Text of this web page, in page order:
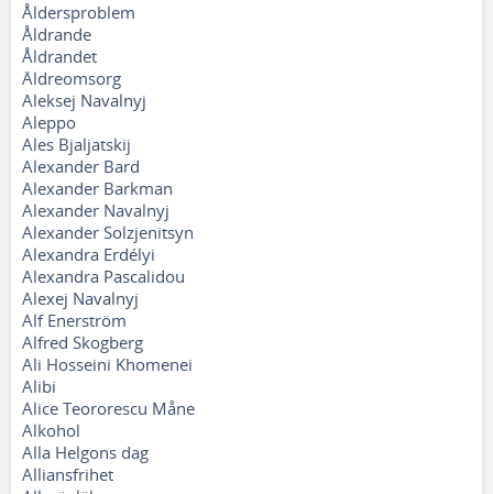
Åldersproblem
Åldrande
Åldrandet
Äldreomsorg
Aleksej Navalnyj
Aleppo
Ales Bjaljatskij
Alexander Bard
Alexander Barkman
Alexander Navalnyj
Alexander Solzjenitsyn
Alexandra Erdélyi
Alexandra Pascalidou
Alexej Navalnyj
Alf Enerström
Alfred Skogberg
Ali Hosseini Khomenei
Alibi
Alice Teororescu Måne
Alkohol
Alla Helgons dag
Alliansfrihet